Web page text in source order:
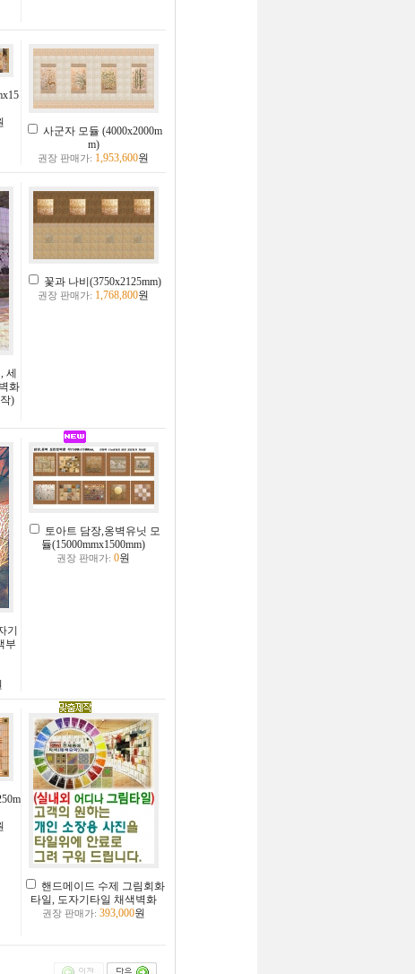
사군자 모듈 (4000x2000m
m)
권장 판매가: 1,953,600원
세
화
)
꽃과 나비(3750x2125mm)
권장 판매가: 1,768,800원
기
부
토아트 담장,옹벽유닛 모
듈(15000mmx1500mm)
권장 판매가:0원
핸드메이드 수제 그림회화
타일, 도자기타일 채색벽화
권장 판매가: 393,000원